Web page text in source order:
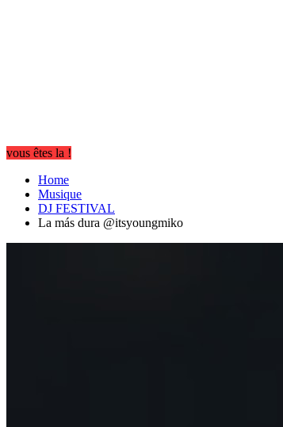
vous êtes la !
Home
Musique
DJ FESTIVAL
La más dura @itsyoungmiko